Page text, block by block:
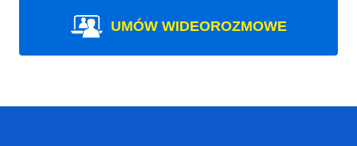
UMÓW WIDEOROZMOWE